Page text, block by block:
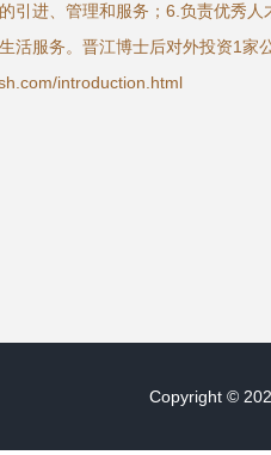
引进、管理和服务；6.负责优秀人
活服务。晋江博士后对外投资1家公
introduction.html
Copyright ©